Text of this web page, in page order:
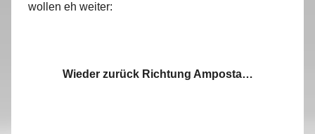
wollen eh weiter:
Wieder zurück Richtung Amposta…